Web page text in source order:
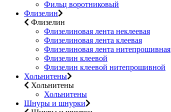
Фильц воротниковый
Флизелин
Флизелин
Флизелиновая лента неклеевая
Флизелиновая лента клеевая
Флизелиновая лента нитепрошивная
Флизелин клеевой
Флизелин клеевой нитепрошивной
Хольнитены
Хольнитены
Хольнитены
Шнуры и шнурки